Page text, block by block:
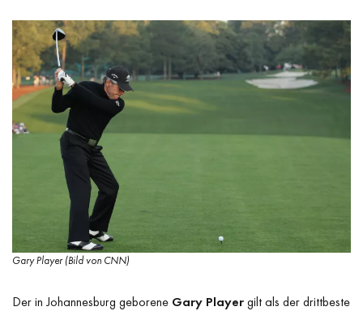
Gary Player (Bild von CNN)
Der in Johannesburg geborene Gary Playergilt als der drittbeste